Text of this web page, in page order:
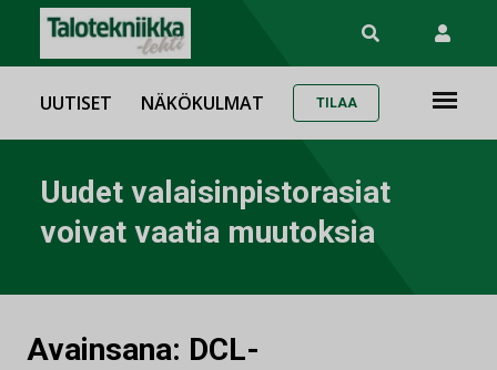
UUTISET NÄKÖKULMAT TILAA
Uudet valaisinpistorasiat
voivat vaatia muutoksia
Avainsana: DCL-